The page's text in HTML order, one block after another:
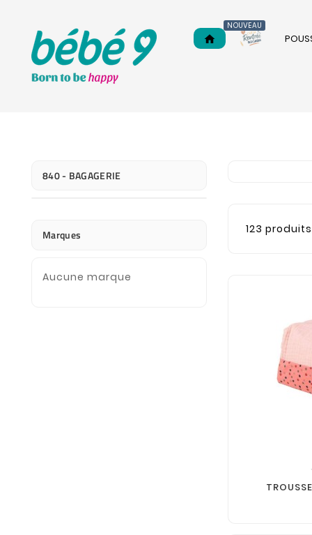
home
NOUVEAU
840 - BAGAGERIE
Marques
Aucune marque
123 produits